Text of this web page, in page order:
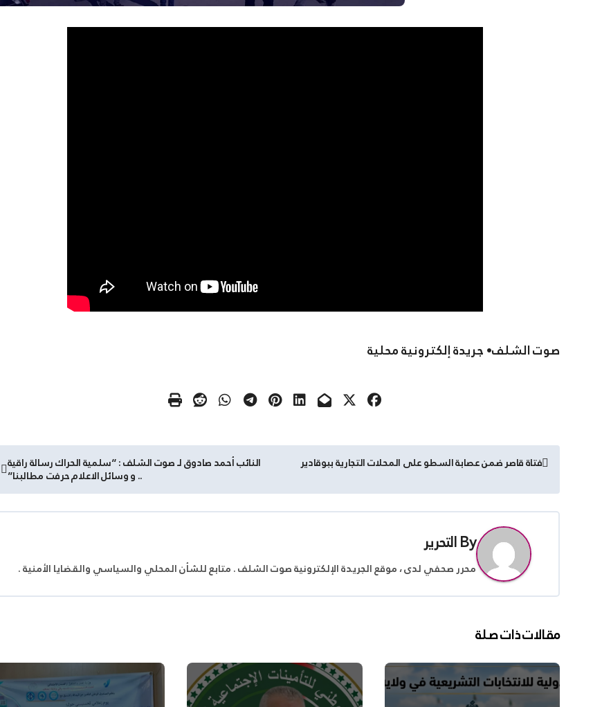
صوت الشلف• جريدة إلكترونية محلية
تصفّح
المقالات
فتاة قاصر ضمن عصابة السطو على المحلات التجارية ببوقادير النائب أحمد صادوق لـ صوت الشلف : “سلمية الحراك رسالة راقية
.. و وسائل الاعلام حرفت مطالبنا”
Byالتحرير
محرر صحفي لدى ، موقع الجريدة الإلكترونية صوت الشلف . متابع للشأن المحلي والسياسي والقضايا الأمنية .
مقالات ذات صلة